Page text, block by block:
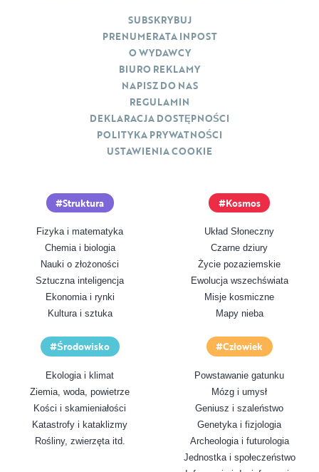
Struktura
Fizyka i matematyka
Chemia i biologia
Nauki o złożoności
Sztuczna inteligencja
Ekonomia i rynki
Kultura i sztuka
Kosmos
Układ Słoneczny
Czarne dziury
Życie pozaziemskie
Ewolucja wszechświata
Misje kosmiczne
Mapy nieba
Środowisko
Ekologia i klimat
Ziemia, woda, powietrze
Kości i skamieniałości
Katastrofy i kataklizmy
Rośliny, zwierzęta itd.
Człowiek
Powstawanie gatunku
Mózg i umysł
Geniusz i szaleństwo
Genetyka i fizjologia
Archeologia i futurologia
Jednostka i społeczeństwo
SUBSKRYBUJ
PRENUMERATA INPOST
O WYDAWCY
BIURO REKLAMY
NAPISZ DO NAS
REGULAMIN
DEKLARACJA DOSTĘPNOŚCI
POLITYKA PRYWATNOŚCI
USTAWIENIA COOKIE